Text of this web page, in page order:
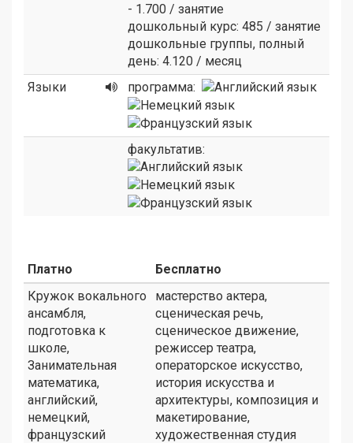
- 1.700 / занятие
дошкольный курс: 485 / занятие
дошкольные группы, полный
день: 4.120 / месяц
Языки
программа:
факультатив:
Платно
Бесплатно
Кружок вокального
ансамбля,
подготовка к
школе,
Занимательная
математика,
английский,
немецкий,
французский
мастерство актера,
сценическая речь,
сценическое движение,
режиссер театра,
операторское искусство,
история искусства и
архитектуры, композиция и
макетирование,
художественная студия